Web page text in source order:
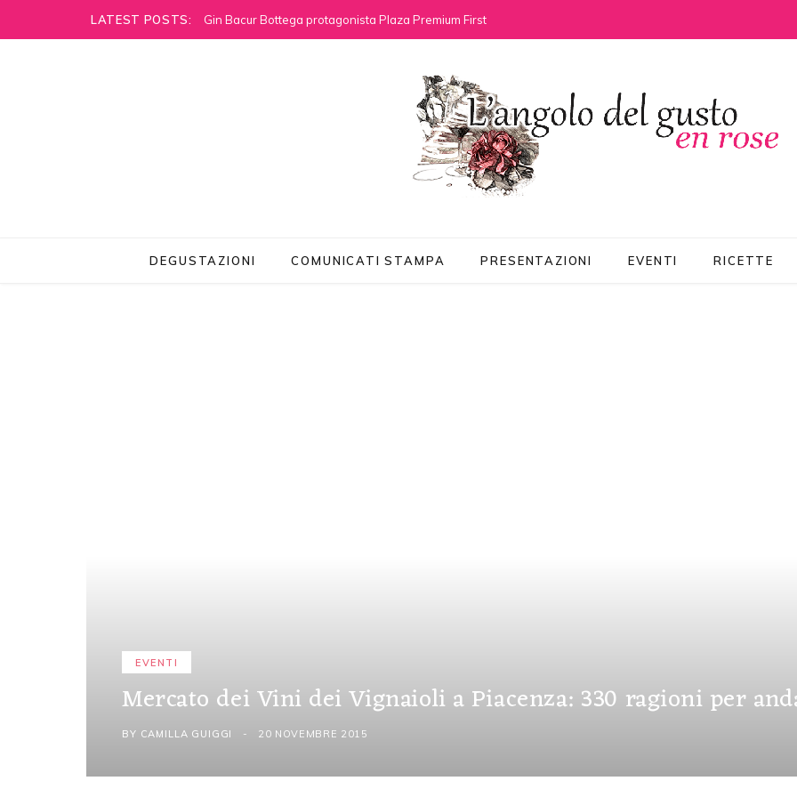
LATEST POSTS: Gin Bacur Bottega protagonista Plaza Premium First
DEGUSTAZIONI COMUNICATI STAMPA PRESENTAZIONI EVENTI RICETTE
EVENTI
Mercato dei Vini dei Vignaioli a Piacenza: 330 ragioni per
BY CAMILLA GUIGGI 20 NOVEMBRE 2015